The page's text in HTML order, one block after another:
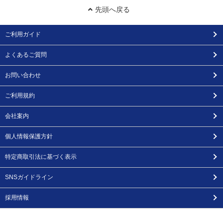
先頭へ戻る
ご利用ガイド
よくあるご質問
お問い合わせ
ご利用規約
会社案内
個人情報保護方針
特定商取引法に基づく表示
SNSガイドライン
採用情報